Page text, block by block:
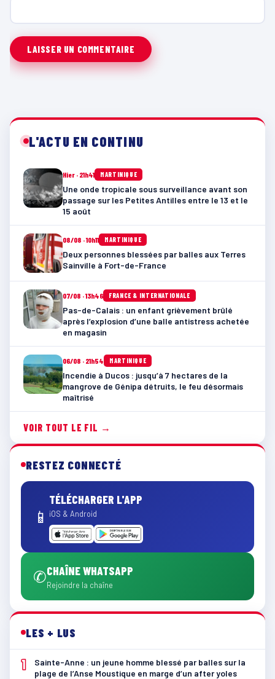
L'ACTU EN CONTINU
Hier · 21h41 MARTINIQUE
Une onde tropicale sous surveillance avant son
passage sur les Petites Antilles entre le 13 et le
15 août
08/08 · 10h11 MARTINIQUE
Deux personnes blessées par balles aux Terres
Sainville à Fort-de-France
07/08 · 13h46 FRANCE & INTERNATIONALE
Pas-de-Calais : un enfant grièvement brûlé
après l’explosion d’une balle antistress achetée
en magasin
06/08 · 21h54 MARTINIQUE
Incendie à Ducos : jusqu’à 7 hectares de la
mangrove de Génipa détruits, le feu désormais
maîtrisé
VOIR TOUT LE FIL →
RESTEZ CONNECTÉ
📱
TÉLÉCHARGER L'APP
iOS & Android
✆CHAÎNE WHATSAPP
Rejoindre la chaîne
LES + LUS
1
Sainte-Anne : un jeune homme blessé par balles sur la
plage de l’Anse Moustique en marge d’un after yoles